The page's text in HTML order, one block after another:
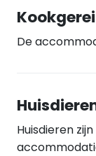
Kookgerei
De
Huisdieren